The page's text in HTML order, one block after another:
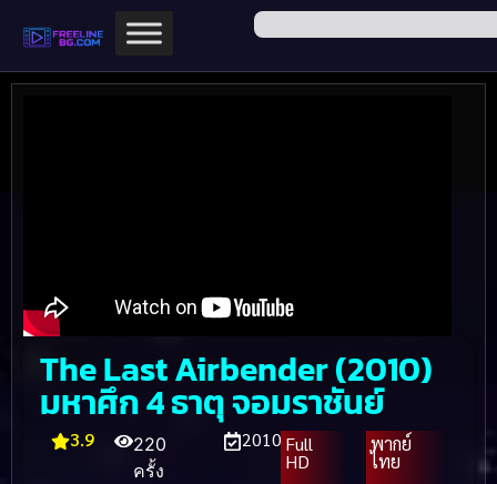
The Last Airbender (2010)
มหาศึก 4 ธาตุ จอมราชันย์
3.9
220
ครั้ง
2010 Full
HD
พากย์
ไทย